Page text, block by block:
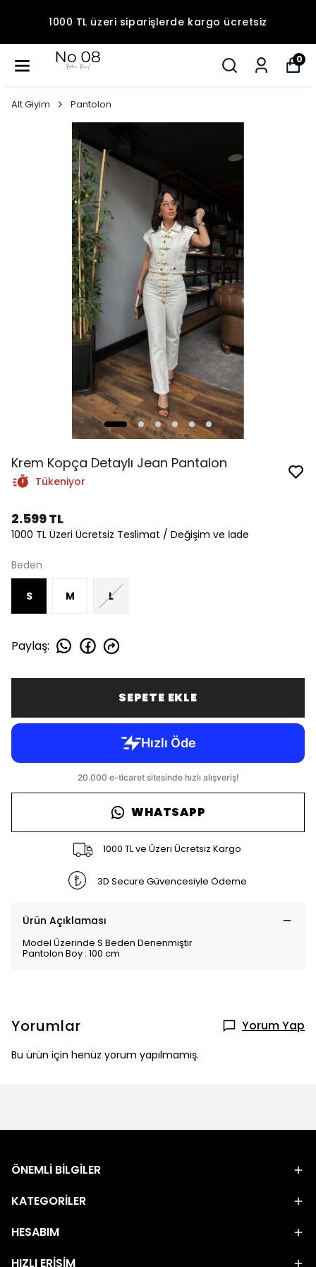
1000 TL üzeri siparişlerde kargo ücretsiz
0
Alt Giyim Pantolon
Krem Kopça Detaylı Jean Pantalon
Tükeniyor
2.599 TL
1000 TL Üzeri Ücretsiz Teslimat / Değişim ve İade
Beden
S M L
Paylaş:
SEPETE EKLE
WHATSAPP
1000 TL ve Üzeri Ücretsiz Kargo
3D Secure Güvencesiyle Ödeme
Ürün Açıklaması
Model Üzerinde S Beden Denenmiştir
Pantolon Boy : 100 cm
Yorumlar Yorum Yap
Bu ürün için henüz yorum yapılmamış.
ÖNEMLİ BİLGİLER
KATEGORİLER
HESABIM
HIZLI ERİŞİM